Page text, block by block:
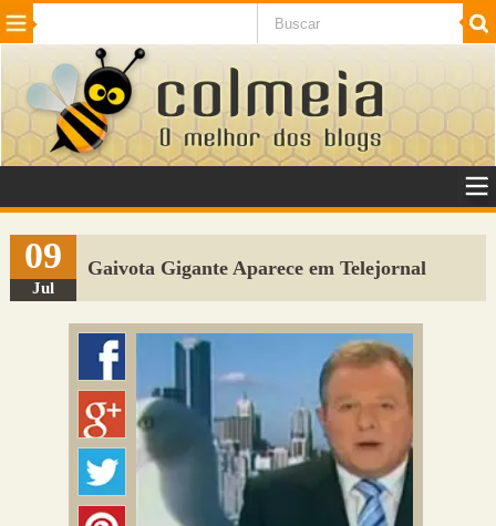
Beleza Cinema e TV
Internet Jogos NotÃ­cias SaÃºde
VeÃ­culos Adulto
Sugerir Link
Adicionar Blog
Colmeia Exchange
09
Jul
Gaivota Gigante Aparece em Telejornal